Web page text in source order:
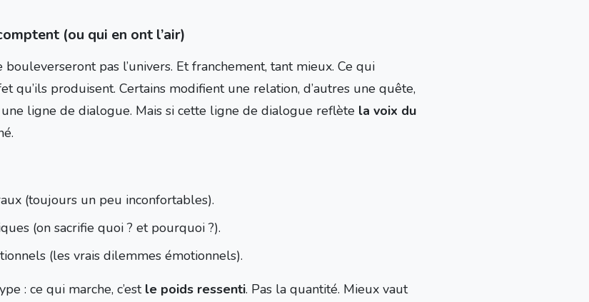
(ou qui en ont l’air)
bouleverseront pas l’univers. Et franchement, tant mieux. Ce qui
qu’ils produisent. Certains modifient une relation, d’autres une quête,
ligne de dialogue. Mais si cette ligne de dialogue reflète la voix du
(toujours un peu inconfortables).
(on sacrifie quoi ? et pourquoi ?).
(les vrais dilemmes émotionnels).
: ce qui marche, c’est le poids ressenti. Pas la quantité. Mieux vaut